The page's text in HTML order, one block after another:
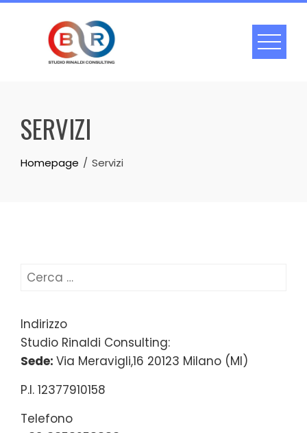
Skip
SERVIZI
Homepage Servizi
Ricerca
Indirizzo
Studio Rinaldi Consulting:
Sede: Via Meravigli,16 20123 Milano (MI)
P.I. 12377910158
Telefono